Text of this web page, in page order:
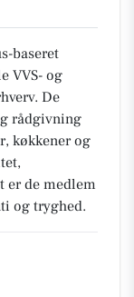
baseret
VVS- og
De
rådgivning
køkkener og
er de medlem
og tryghed.